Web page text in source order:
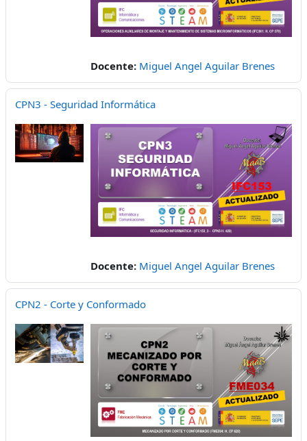
Docente: Miguel Angel Aguilar Brenes
CPN3 - Seguridad Informática
Docente: Miguel Angel Aguilar Brenes
CPN2 - Corte y Conformado